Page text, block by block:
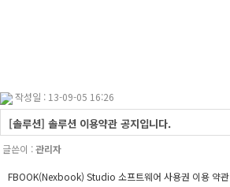
작성일 : 13-09-05 16:26
[솔루션] 솔루션 이용약관 공지입니다.
글쓴이 :관리자
FBOOK(Nexbook) Studio 소프트웨어 사용권 이용 약관